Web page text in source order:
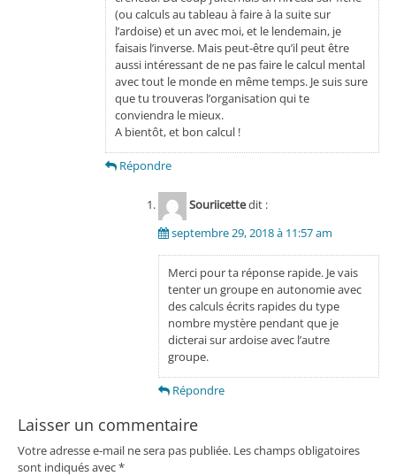
(ou calculs au tableau à faire à la suite sur
l’ardoise) et un avec moi, et le lendemain, je
faisais l’inverse. Mais peut-être qu’il peut être
aussi intéressant de ne pas faire le calcul mental
avec tout le monde en même temps. Je suis sure
que tu trouveras l’organisation qui te
conviendra le mieux.
A bientôt, et bon calcul !
Répondre
Souriicettedit :
septembre 29, 2018 à 11:57 am
Merci pour ta réponse rapide. Je vais
tenter un groupe en autonomie avec
des calculs écrits rapides du type
nombre mystère pendant que je
dicterai sur ardoise avec l’autre
groupe.
Répondre
Laisser un commentaire
Votre adresse e-mail ne sera pas publiée. Les champs obligatoires
sont indiqués avec*